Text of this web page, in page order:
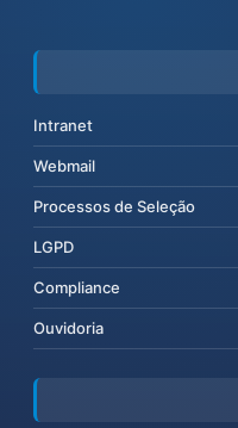
Intranet
Webmail
Processos de Seleção
LGPD
Compliance
Ouvidoria